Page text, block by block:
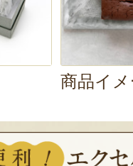
商品イ